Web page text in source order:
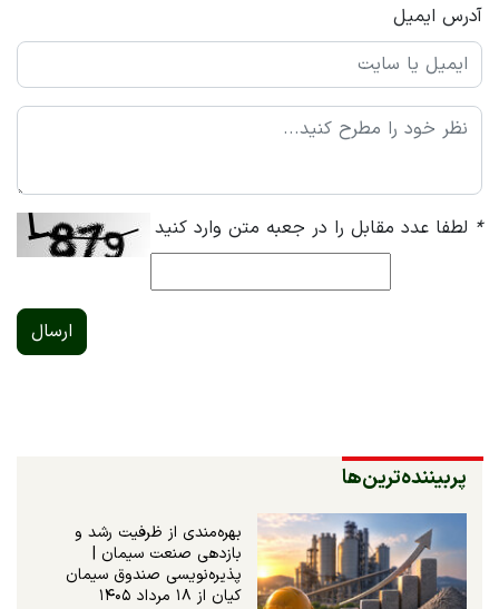
آدرس ایمیل
* لطفا عدد مقابل را در جعبه متن وارد کنید
ارسال
پربیننده‌ترین‌ها
بهره‌مندی از ظرفیت رشد و
بازدهی صنعت سیمان |
پذیره‌نویسی صندوق سیمان
کیان از ۱۸ مرداد ۱۴۰۵